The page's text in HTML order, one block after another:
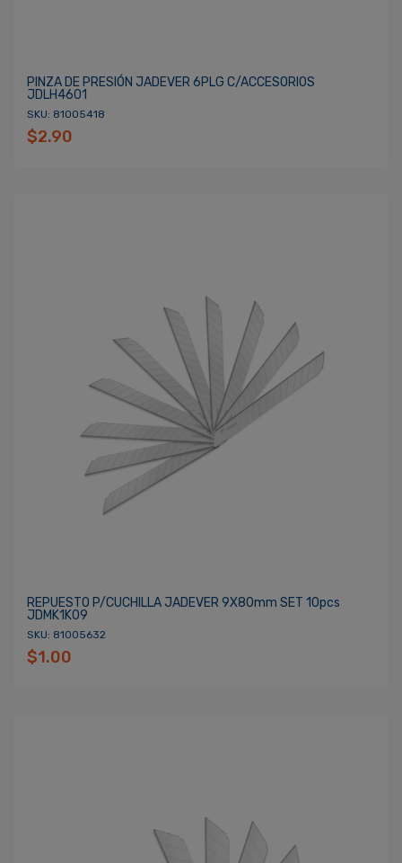
PINZA DE PRESIÓN JADEVER 6PLG C/ACCESORIOS
JDLH4601
SKU: 81005418
$2.90
REPUESTO P/CUCHILLA JADEVER 9X80mm SET 10pcs
JDMK1K09
SKU: 81005632
$1.00